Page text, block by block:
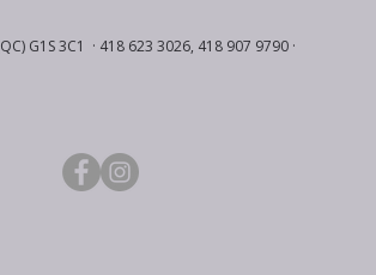
G1S 3C1 · 418 623 3026, 418 907 9790 ·